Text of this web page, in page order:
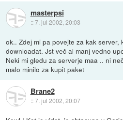
masterpsi
::7. jul 2002, 20:03
ok.. Zdej mi pa povejte za kak server,
downloadat. Jst več al manj vedno
Neki mi gledu za serverje maa .. ni
malo minilo za kupit paket
Brane2
::7. jul 2002, 20:07